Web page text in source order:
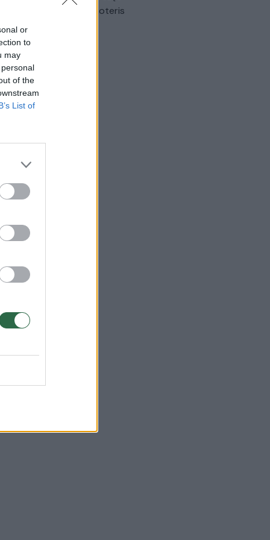
or
to
may
of the
List of
sužalojo dvi moteris
| Lietuvos diena